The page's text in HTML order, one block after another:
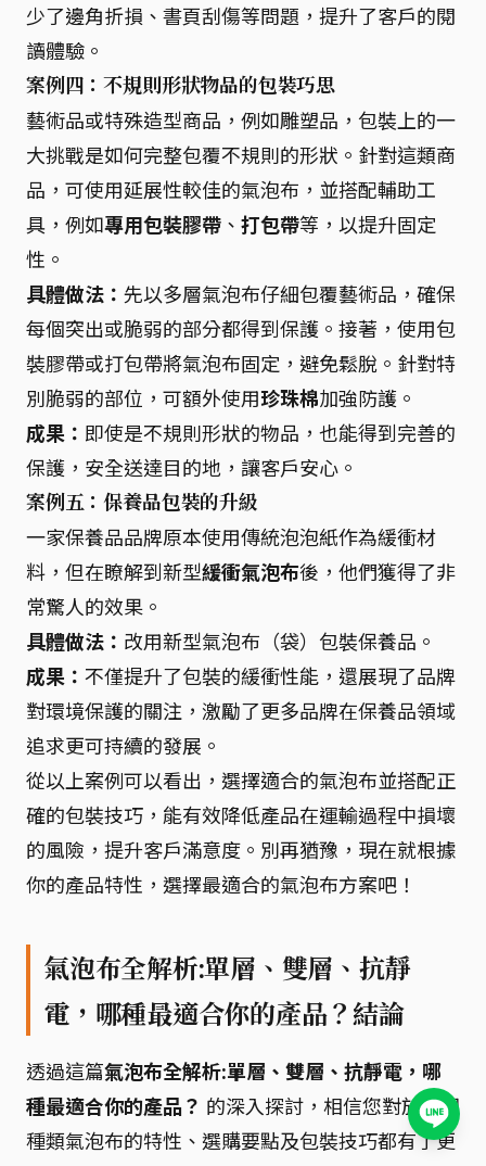
少了邊角折損、書頁刮傷等問題，提升了客戶的閱
讀體驗。
案例四：不規則形狀物品的包裝巧思
藝術品或特殊造型商品，例如雕塑品，包裝上的一
大挑戰是如何完整包覆不規則的形狀。針對這類商
品，可使用延展性較佳的氣泡布，並搭配輔助工
具，例如專用包裝膠帶 、 打包帶等，以提升固定
性。
具體做法： 先以多層氣泡布仔細包覆藝術品，確保
每個突出或脆弱的部分都得到保護。接著，使用包
裝膠帶或打包帶將氣泡布固定，避免鬆脫。針對特
別脆弱的部位，可額外使用珍珠棉加強防護。
成果： 即使是不規則形狀的物品，也能得到完善的
保護，安全送達目的地，讓客戶安心。
案例五：保養品包裝的升級
一家保養品品牌原本使用傳統泡泡紙作為緩衝材
料，但在瞭解到新型緩衝氣泡布後，他們獲得了非
常驚人的效果。
具體做法： 改用新型氣泡布（袋）包裝保養品。
成果： 不僅提升了包裝的緩衝性能，還展現了品牌
對環境保護的關注，激勵了更多品牌在保養品領域
追求更可持續的發展。
從以上案例可以看出，選擇適合的氣泡布並搭配正
確的包裝技巧，能有效降低產品在運輸過程中損壞
的風險，提升客戶滿意度。別再猶豫，現在就根據
你的產品特性，選擇最適合的氣泡布方案吧！
氣泡布全解析:單層、雙層、抗靜
電，哪種最適合你的產品？結論
透過這篇氣泡布全解析:單層、雙層、抗靜電，哪
種最適合你的產品？ 的深入探討，相信您對於不同
種類氣泡布的特性、選購要點及包裝技巧都有了更